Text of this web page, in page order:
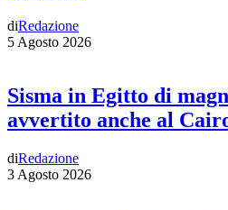
diRedazione
5 Agosto 2026
Sisma in Egitto di
avvertito anche al
diRedazione
3 Agosto 2026